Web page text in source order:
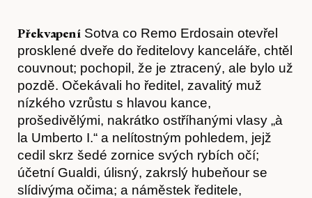
Překvapení Sotva co Remo Erdosain otevřel
prosklené dveře do ředitelovy kanceláře, chtěl
couvnout; pochopil, že je ztracený, ale bylo už
pozdě. Očekávali ho ředitel, zavalitý muž
nízkého vzrůstu s hlavou kance,
prošedivělými, nakrátko ostříhanými vlasy „à
la Umberto I.“ a nelítostným pohledem, jejž
cedil skrz šedé zornice svých rybích očí;
účetní Gualdi, úlisný, zakrslý hubeňour se
slídivýma očima; a náměstek ředitele,